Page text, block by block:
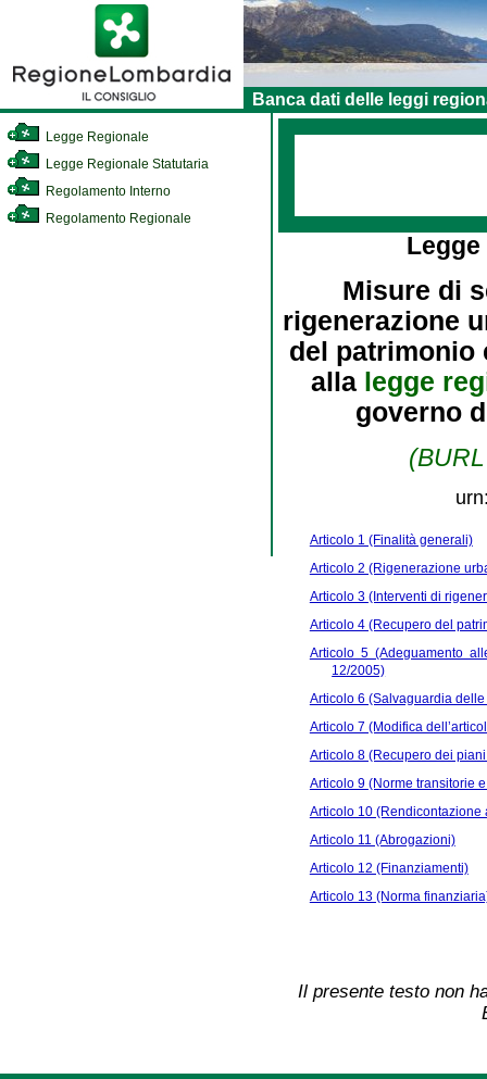
Banca dati delle leggi
Legge Regionale
Legge Regionale Statutaria
Regolamento Interno
Regolamento Regionale
Misure di
rigenerazione
del patrimonio
alla legge
governo
Articolo 1 (Finalità generali)
Articolo 2 (Rigenerazione
Articolo 3 (Interventi di
Articolo 4 (Recupero del
Articolo 5 (Adeguamento
12/2005)
Articolo 6 (Salvaguardia
Articolo 7 (Modifica
Articolo 8 (Recupero dei
Articolo 9 (Norme transitorie
Articolo 10
Articolo 11 (Abrogazioni)
Articolo 12 (Finanziamenti)
Articolo 13 (Norma
Il presente testo non